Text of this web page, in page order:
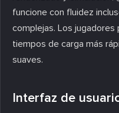
funcione con fluidez
complejas. Los jugadores
tiempos de carga más
suaves.
Interfaz de